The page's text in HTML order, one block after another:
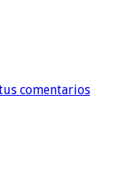
comentarios